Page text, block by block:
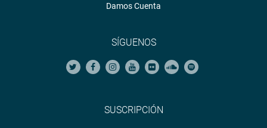
Damos Cuenta
SÍGUENOS
SUSCRIPCIÓN